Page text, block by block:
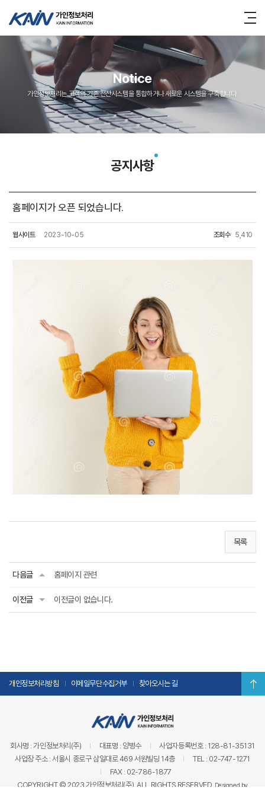
Notice
가인정보처리는 고객의 기존 전산시스템을 통합하거나 새로운 시스템을 구축합니다.
공지사항
홈페이지가 오픈 되었습니다.
웹사이트 2023-10-05 조회수 5,410
목록
다음글 홈페이지 관련
이전글 이전글이 없습니다.
개인정보처리방침 이메일무단수집거부 찾아오시는 길
회사명 : 가인정보처리(주) 대표명 : 양병수
사업자등록번호 : 128-81-35131
사업장 주소 : 서울시 종로구 삼일대로 469 서원빌딩 14층
TEL : 02-747-1271
FAX : 02-786-1877
COPYRIGHT © 2023 가인정보처리(주). ALL RIGHTS RESERVED. Designed by